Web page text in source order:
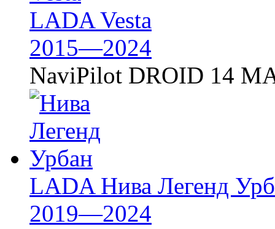
LADA Vesta
2015—2024
NaviPilot DROID 14
LADA Нива Легенд
2019—2024